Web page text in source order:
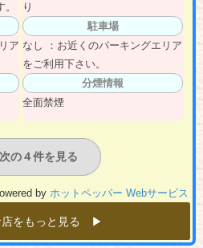
ア
り
駐車場
なし ：お近くのパーキングエリア
をご利用下さい。
分煙情報
全面禁煙
次の４件を見る
by ホットペッパー Webサービス
店をもっと見る ▶︎